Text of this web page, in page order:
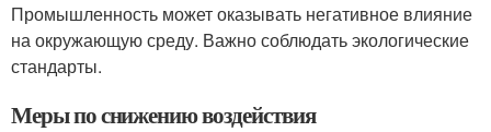
Промышленность может оказывать негативное влияние
на окружающую среду. Важно соблюдать экологические
стандарты.
Меры по снижению воздействия